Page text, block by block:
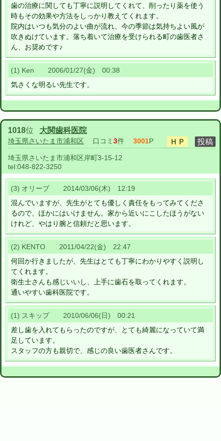
歯の治療に関しても丁寧に説明してくれて、削ったり薬を使う
時もその効果や方法をしっかり教えてくれます。
院内はいつも気分のよい曲が流れ、今の季節は気持ちよい風が
吹きぬけています。落ち着いて治療を受けられる町の歯医者さ
ん、お奨めです♪
(1) Ken 2006/01/27(金) 00:38
気さくな明るい先生です。
1018位 大関歯科医院
埼玉県さいたま市浦和区 口コミ 3件 3001P
埼玉県さいたま市浦和区岸町3-15-12
tel:048-822-3250
(3) オリーブ 2014/03/06(木) 12:19
混んでいますが、先生がとても優しく責任をもってみてくださ
るので、ほかにはいけません。家から近いにこしたほうがない
けれど、やはり腕と信頼だと思います。
(2) KENTO 2011/04/22(金) 22:47
何回か行きましたが、先生はとても丁寧にわかりやすく説明し
てくれます。
衛生士さんも感じいいし、上手に歯石を取ってくれます。
通いやすい歯科医院です。
(1) スキップ 2010/06/06(日) 00:21
差し歯を入れてもらったのですが、とても綺麗になっていて満
足しています。
スタッフの方も親切で、感じの良い歯医者さんです。